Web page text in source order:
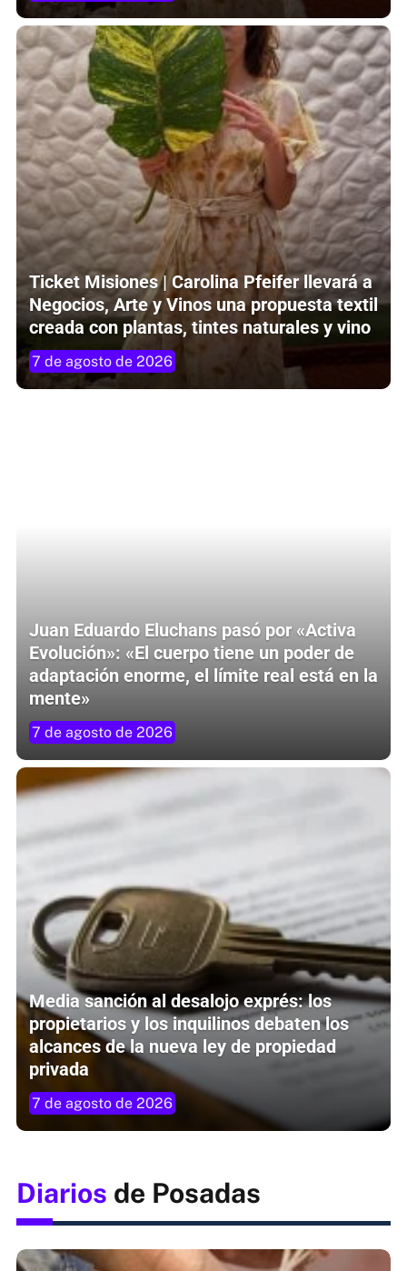
Ticket Misiones | Carolina Pfeifer llevará a
Negocios, Arte y Vinos una propuesta textil
creada con plantas, tintes naturales y vino
7 de agosto de 2026
Juan Eduardo Eluchans pasó por «Activa
Evolución»: «El cuerpo tiene un poder de
adaptación enorme, el límite real está en la
mente»
7 de agosto de 2026
Media sanción al desalojo exprés: los
propietarios y los inquilinos debaten los
alcances de la nueva ley de propiedad
privada
7 de agosto de 2026
Diarios de Posadas